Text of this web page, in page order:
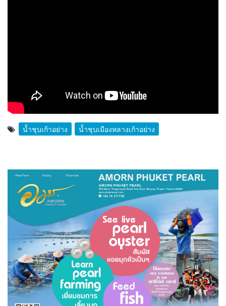
น้ำชุบเก้าอย่าง น้ำชุบเมืองหลางเก้าอย่าง